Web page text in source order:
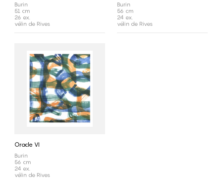
Burin
51 cm
26 ex.
vélin de Rives
Burin
56 cm
24 ex.
vélin de Rives
Oracle VI
Burin
56 cm
24 ex.
vélin de Rives